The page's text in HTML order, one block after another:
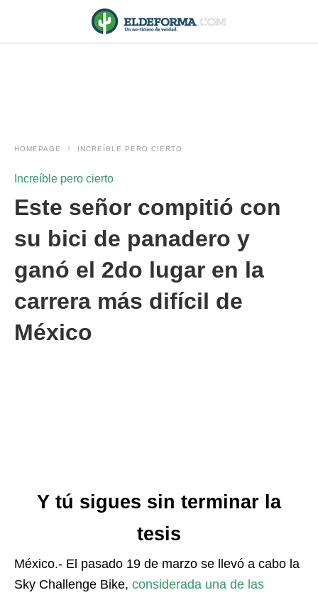
HOMEPAGE INCREÍBLE PERO CIERTO
Increíble pero cierto
Este señor compitió con
su bici de panadero y
ganó el 2do lugar en la
carrera más difícil de
México
Y tú sigues sin terminar la
tesis
México.- El pasado 19 de marzo se llevó a cabo la
Sky Challenge Bike, considerada una de las